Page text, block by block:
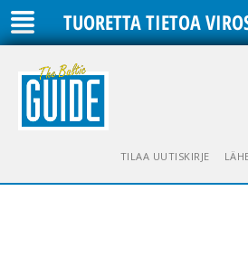
TUORETTA TIETOA
TILAA UUTISKIRJE